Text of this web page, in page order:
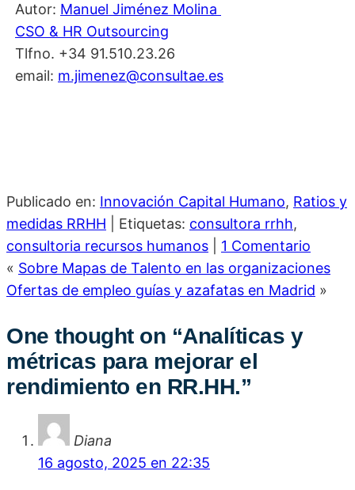
Autor: Manuel Jiménez Molina
CSO & HR Outsourcing
Tlfno. +34 91.510.23.26
email: m.jimenez@consultae.es
Publicado en: Innovación Capital Humano, Ratios y
medidas RRHH
Etiquetas: consultora rrhh,
consultoria recursos humanos
1 Comentario
« Sobre Mapas de Talento en las organizaciones
Ofertas de empleo guías y azafatas en Madrid »
One thought on “Analíticas y
métricas para mejorar el
rendimiento en RR.HH.”
Diana
16 agosto, 2025 en 22:35